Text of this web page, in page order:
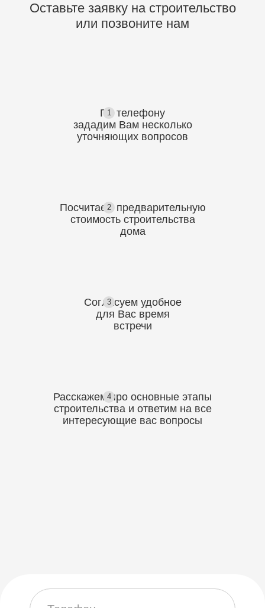
Оставьте заявку на строительство
или позвоните нам
1
По телефону
зададим Вам несколько
уточняющих вопросов
2
Посчитаем предварительную
стоимость строительства
дома
3
Согласуем удобное
для Вас время
встречи
4
Расскажем про основные этапы
строительства и ответим на все
интересующие вас вопросы